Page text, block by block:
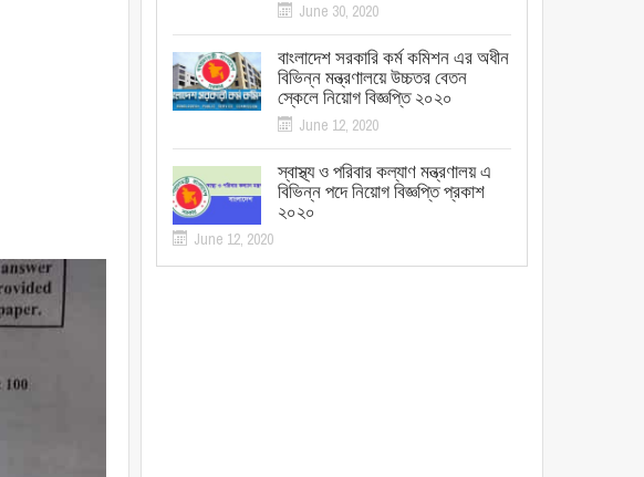
June 30, 2020
বাংলাদেশ সরকারি কর্ম কমিশন এর অধীন
বিভিন্ন মন্ত্রণালয়ে উচ্চতর বেতন
স্কেলে নিয়োগ বিজ্ঞপ্তি ২০২০
June 12, 2020
স্বাস্থ্য ও পরিবার কল্যাণ মন্ত্রণালয় এ
বিভিন্ন পদে নিয়োগ বিজ্ঞপ্তি প্রকাশ
২০২০
June 12, 2020